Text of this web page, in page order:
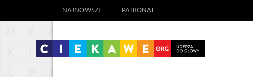
NAJNOWSZE PATRONAT